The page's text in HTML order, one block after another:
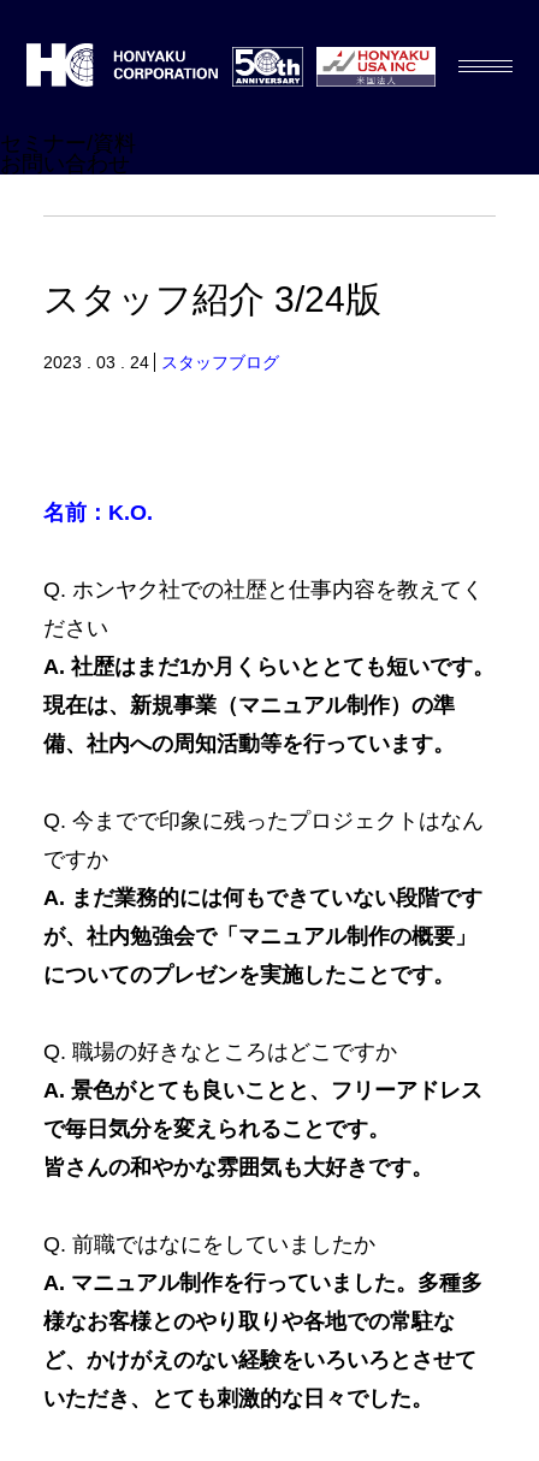
セミナー/資料
お問い合わせ
スタッフ紹介 3/24版
2023 . 03 . 24 スタッフブログ
名前：K.O.
Q. ホンヤク社での社歴と仕事内容を教えてく
ださい
A. 社歴はまだ1か月くらいととても短いです。
現在は、新規事業（マニュアル制作）の準
備、社内への周知活動等を行っています。
Q. 今までで印象に残ったプロジェクトはなん
ですか
A. まだ業務的には何もできていない段階です
が、社内勉強会で「マニュアル制作の概要」
についてのプレゼンを実施したことです。
Q. 職場の好きなところはどこですか
A. 景色がとても良いことと、フリーアドレス
で毎日気分を変えられることです。
皆さんの和やかな雰囲気も大好きです。
Q. 前職ではなにをしていましたか
A. マニュアル制作を行っていました。多種多
様なお客様とのやり取りや各地での常駐な
ど、かけがえのない経験をいろいろとさせて
いただき、とても刺激的な日々でした。